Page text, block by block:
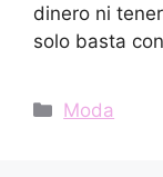
dinero ni
solo basta
Categorías
Moda